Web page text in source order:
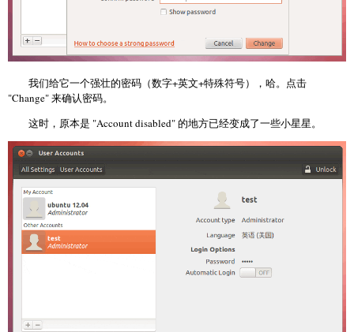
我们给它一个强壮的密码（数字+英文+特殊符号），哈。点击
"Change" 来确认密码。
这时，原本是 "Account disabled" 的地方已经变成了一些小星星。